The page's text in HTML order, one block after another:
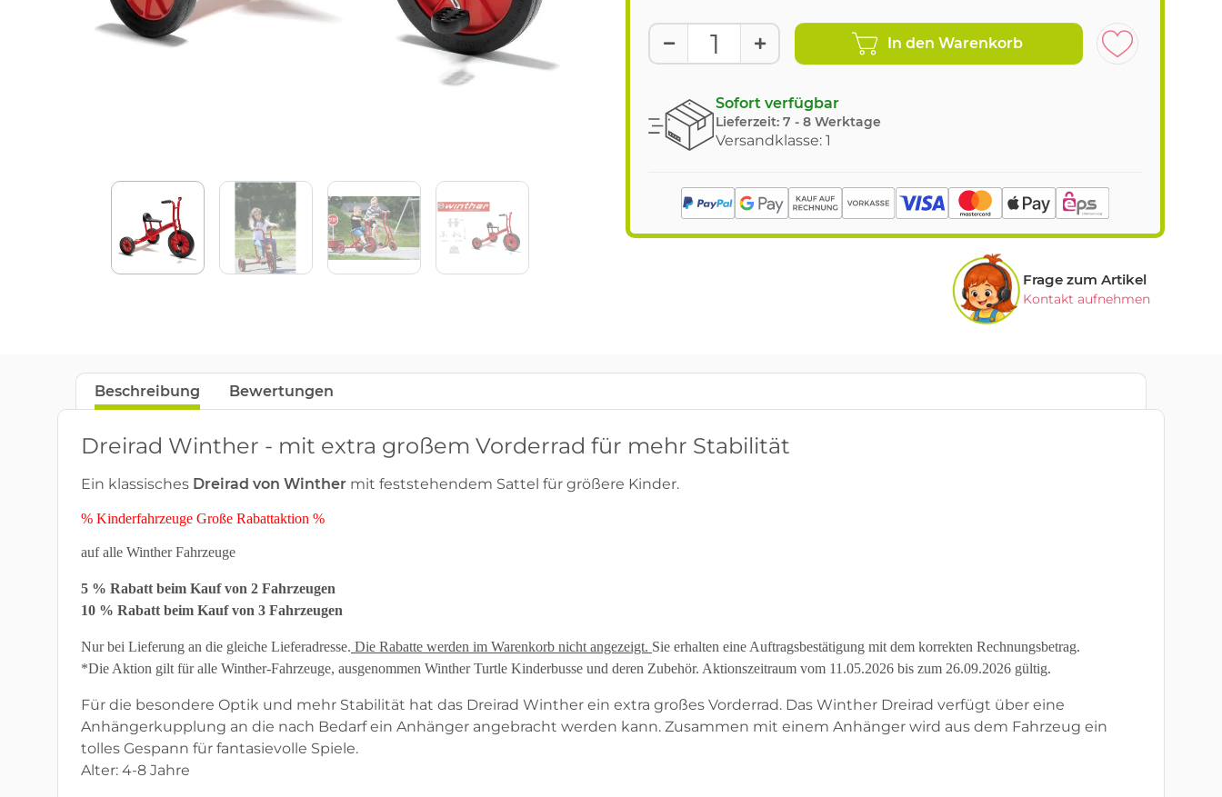
In den Warenkorb
Sofort verfügbar
Lieferzeit: 7 - 8 Werktage
Versandklasse: 1
Frage zum Artikel
Kontakt aufnehmen
Beschreibung Bewertungen
Dreirad Winther - mit extra großem Vorderrad für mehr Stabilität
Ein klassisches Dreirad von Winther mit feststehendem Sattel für größere Kinder.
% Kinderfahrzeuge Große Rabattaktion %
auf alle Winther Fahrzeuge
5 % Rabatt beim Kauf von 2 Fahrzeugen
10 % Rabatt beim Kauf von 3 Fahrzeugen
Nur bei Lieferung an die gleiche Lieferadresse. Die Rabatte werden im Warenkorb nicht angezeigt. Sie erhalten eine Auftragsbestätigung mit dem korrekten Rechnungsbetrag.
*Die Aktion gilt für alle Winther-Fahrzeuge, ausgenommen Winther Turtle Kinderbusse und deren Zubehör. Aktionszeitraum vom 11.05.2026 bis zum 26.09.2026 gültig.
Für die besondere Optik und mehr Stabilität hat das Dreirad Winther ein extra großes Vorderrad. Das Winther Dreirad verfügt über eine
Anhängerkupplung an die nach Bedarf ein Anhänger angebracht werden kann. Zusammen mit einem Anhänger wird aus dem Fahrzeug ein
tolles Gespann für fantasievolle Spiele.
Alter: 4-8 Jahre